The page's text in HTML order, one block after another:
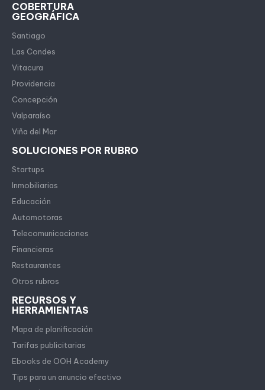
COBERTURA
GEOGRÁFICA
Santiago
Las Condes
Vitacura
Providencia
Concepción
Valparaíso
Viña del Mar
SOLUCIONES POR RUBRO
Startups
Inmobiliarias
Educación
Automotoras
Telecomunicaciones
Financieras
Restaurantes
Otros rubros
RECURSOS Y
HERRAMIENTAS
Mapa de planificación
Tarifas publicitarias
Ebooks de OOH Academy
Tips para un anuncio efectivo